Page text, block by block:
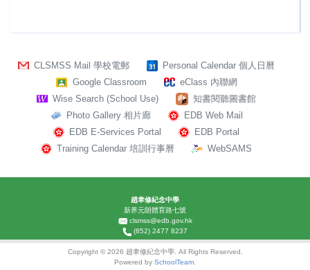
CLSMSS Mail 學校電郵
Personal Calendar 個人日曆
Google Classroom
eClass 內聯網
Wise Search (School Use)
知書閱聽圖書館
Photo Gallery 相片廊
EDB Web Mail
EDB E-Services Portal
EDB Portal
Training Calendar 培訓行事曆
WebSAMS
趙聿修紀念中學
新界元朗體育路七號
clsmss@edb.gov.hk
(852) 2477 8237
Copyright © 2026 趙聿修紀念中學. All Rights Reserved.
Powered by SchoolTeam